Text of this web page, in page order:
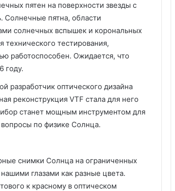
пятен на поверхности звезды с
Солнечные пятна, области
солнечных вспышек и корональных
тестирования,
работоспособен. Ожидается, что
году.
разработчик оптического дизайна
реконструкция VTF стала для него
станет мощным инструментом для
по физике Солнца.
снимки Солнца на ограниченных
глазами как разные цвета.
к красному в оптическом